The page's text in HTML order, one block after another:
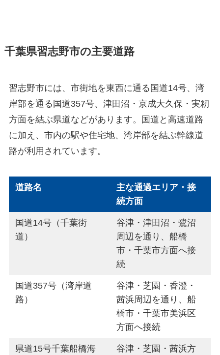
千葉県習志野市の主要道路
習志野市には、市街地を東西に通る国道14号、湾
岸部を通る国道357号、津田沼・京成大久保・実籾
方面を結ぶ県道などがあります。国道と高速道路
に加え、市内の駅や住宅地、湾岸部を結ぶ幹線道
路が利用されています。
道路名
主な通過エリア・接
続方面
国道14号（千葉街
道）
谷津・津田沼・鷺沼
周辺を通り、船橋
市・千葉市方面へ接
続
国道357号（湾岸道
路）
谷津・芝園・香澄・
茜浜周辺を通り、船
橋市・千葉市美浜区
方面へ接続
県道15号千葉船橋海
谷津・芝園・茜浜方